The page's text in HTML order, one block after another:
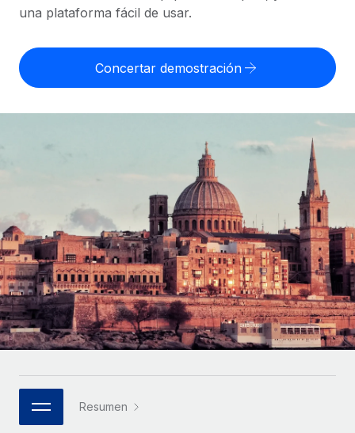
cumpliendo la normativa.
Externaliza tareas laborales complejas.
INFRAESTRUCTURA
Conexión Remote
Integra los RR. HH. en tus flujos de trabajo sin
complicaciones.
Plataforma
Funciones esenciales de RR. HH. integradas para tu
Conectar
Conecta cualquier herramienta de IA con Remote
Simplifica la contratación en todos los estados de EE.
Comparador de Remote
Compáranos con otras empresas.
Soluciones ágiles de RR. HH. globales y nóminas para
empresas en crecimiento.
Mediana empresa
Amplía tu equipo con soluciones de RR. HH.
personalizadas.
Empresa
RR. HH. globales para grandes empresas.
ASOCIARSE
Socios tecnológicos estratégicos
Integra la gestión de los RR. HH. globales en tu
Consulta el riesgo de clasificación errónea por país.
cualquier país.
APRENDIZAJE CON REMOTE
Guías y recursos
Casos prácticos
Glosario de RR. HH.
Listas de verificación y plantillas
Biblioteca de descripciones de puestos
Webinarios
English
Nederlands
Español
Italiano
Português (Portugal)
日本語
한국어
中文（简体）
una plataforma fácil de usar.
Concertar demostración
Resumen